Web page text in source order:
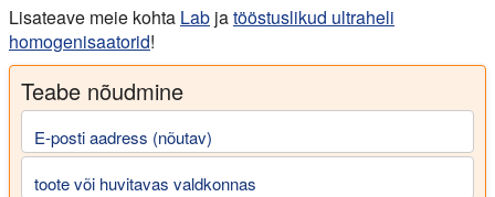
Lisateave meie kohta Lab jatööstuslikud ultraheli
homogenisaatorid!
Teabe nõudmine
E-posti aadress (nõutav)
toote või huvitavas valdkonnas